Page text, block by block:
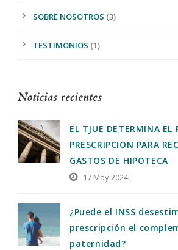
SOBRE NOSOTROS (3)
TESTIMONIOS (1)
Noticias recientes
EL TJUE DETERMINA EL
PRESCRIPCION PARA
GASTOS DE HIPOTECA
17 May 2024
¿Puede el INSS
prescripción el
paternidad?